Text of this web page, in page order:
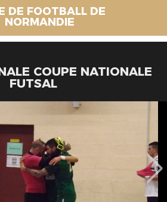
DE FOOTBALL DE
NORMANDIE
COUPE NATIONALE
FUTSAL